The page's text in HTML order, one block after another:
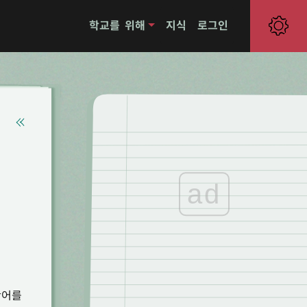
학교를 위해 지식 로그인
를
ad